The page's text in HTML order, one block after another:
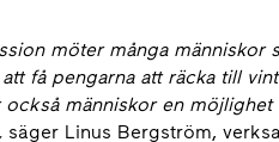
möter många
få pengarna att räcka till
också människor en
säger Linus Bergström,